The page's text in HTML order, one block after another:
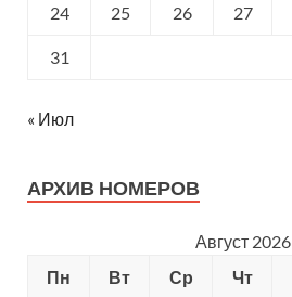
24 25 26 27
31
« Июл
АРХИВ НОМЕРОВ
Август 2026
Пн
Вт Ср Чт